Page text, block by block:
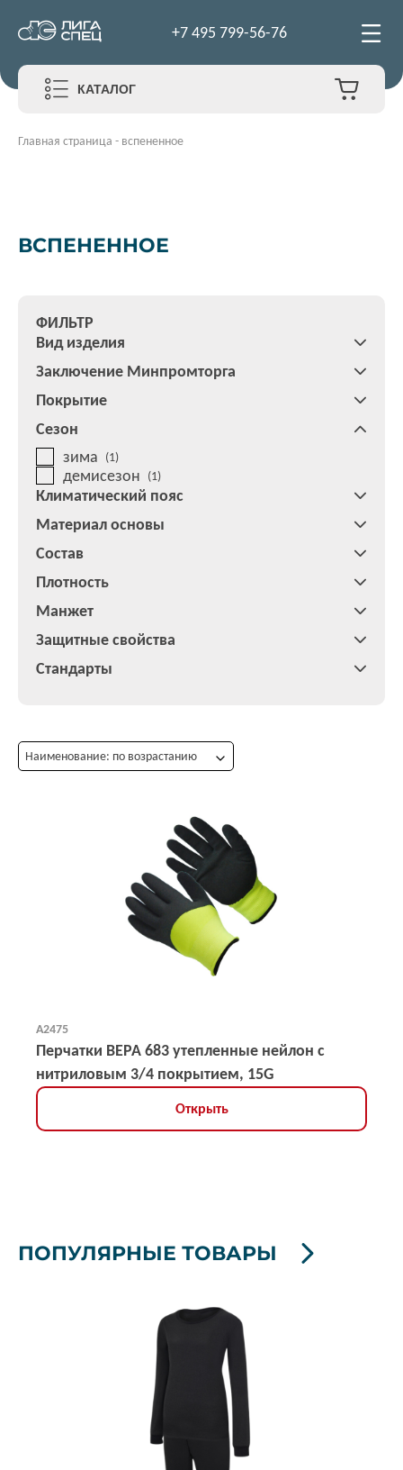
+7 495 799-56-76
КАТАЛОГ
Главная страница - вспененное
ВСПЕНЕННОЕ
ФИЛЬТР
Вид изделия
Заключение Минпромторга
Покрытие
Сезон
зима (1)
демисезон (1)
Климатический пояс
Материал основы
Состав
Плотность
Манжет
Защитные свойства
Стандарты
Наименование: по возрастанию
А2475
Перчатки ВЕРА 683 утепленные нейлон с
нитриловым 3/4 покрытием, 15G
Открыть
ПОПУЛЯРНЫЕ ТОВАРЫ